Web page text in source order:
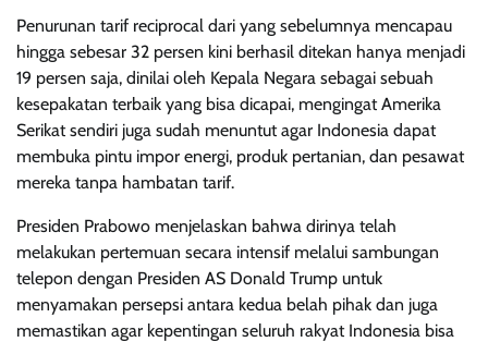
Penurunan tarif reciprocal dari yang sebelumnya mencapau
hingga sebesar 32 persen kini berhasil ditekan hanya menjadi
19 persen saja, dinilai oleh Kepala Negara sebagai sebuah
kesepakatan terbaik yang bisa dicapai, mengingat Amerika
Serikat sendiri juga sudah menuntut agar Indonesia dapat
membuka pintu impor energi, produk pertanian, dan pesawat
mereka tanpa hambatan tarif.
Presiden Prabowo menjelaskan bahwa dirinya telah
melakukan pertemuan secara intensif melalui sambungan
telepon dengan Presiden AS Donald Trump untuk
menyamakan persepsi antara kedua belah pihak dan juga
memastikan agar kepentingan seluruh rakyat Indonesia bisa